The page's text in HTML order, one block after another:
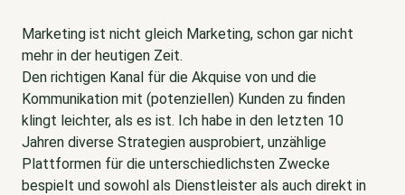
Marketing ist nicht gleich Marketing, schon gar nicht
mehr in der heutigen Zeit.
Den richtigen Kanal für die Akquise von und die
Kommunikation mit (potenziellen) Kunden zu finden
klingt leichter, als es ist. Ich habe in den letzten 10
Jahren diverse Strategien ausprobiert, unzählige
Plattformen für die unterschiedlichsten Zwecke
bespielt und sowohl als Dienstleister als auch direkt in